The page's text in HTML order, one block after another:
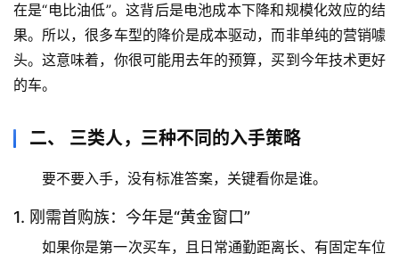
在是“电比油低”。这背后是电池成本下降和规模化效应的结
果。所以，很多车型的降价是成本驱动，而非单纯的营销噱
头。这意味着，你很可能用去年的预算，买到今年技术更好
的车。
二、 三类人，三种不同的入手策略
要不要入手，没有标准答案，关键看你是谁。
1. 刚需首购族：今年是“黄金窗口”
如果你是第一次买车，且日常通勤距离长、有固定车位